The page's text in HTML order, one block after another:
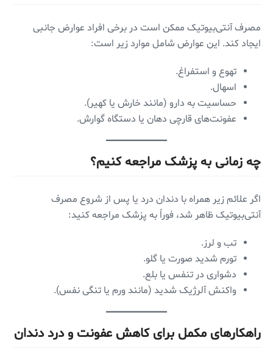
مصرف آنتی‌بیوتیک ممکن است در برخی افراد عوارض جانبی
ایجاد کند. این عوارض شامل موارد زیر است:
تهوع و استفراغ.
اسهال.
حساسیت به دارو (مانند خارش یا کهیر).
عفونت‌های قارچی دهان یا دستگاه گوارش.
چه زمانی به پزشک مراجعه کنیم؟
اگر علائم زیر همراه با دندان درد یا پس از شروع مصرف
آنتی‌بیوتیک ظاهر شد، فوراً به پزشک مراجعه کنید:
تب و لرز.
تورم شدید صورت یا گلو.
دشواری در تنفس یا بلع.
واکنش آلرژیک شدید (مانند ورم یا تنگی نفس).
راهکارهای مکمل برای کاهش عفونت و درد دندان